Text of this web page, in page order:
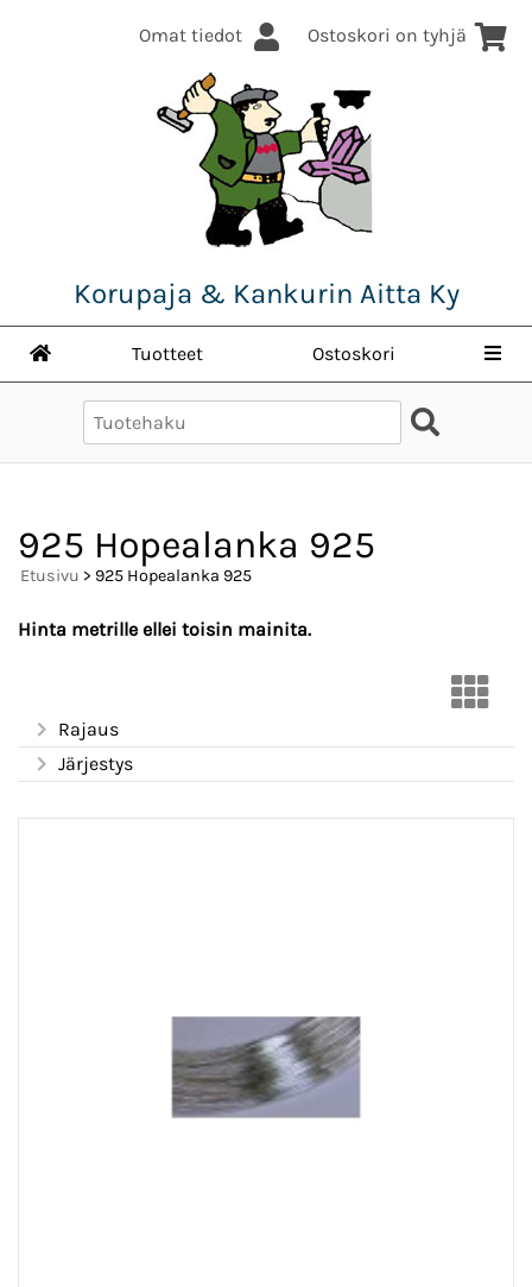
Omat tiedot Ostoskori on tyhjä
Korupaja & Kankurin Aitta Ky
Tuotteet Ostoskori
925 Hopealanka 925
Etusivu > 925 Hopealanka 925
Hinta metrille ellei toisin mainita.
Rajaus
Järjestys